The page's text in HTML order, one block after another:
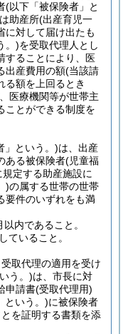
(以下「被保険者」と
助産所(出産育児一
に対して届け出たも
。)を受取代理人とし
することにより、医
出産費用の額(当該請
る額を上回るとき
医療機関等が世帯主
ことができる制度を
」という。)は、出産
ある被保険者(児童福
定する助産施設に
)の属する世帯の世帯
要件のいずれをも満
内であること。
ていること。
取代理の適用を受け
う。)は、市長に対
申請書(受取代理用)
という。)に被保険者
を証明する書類を添